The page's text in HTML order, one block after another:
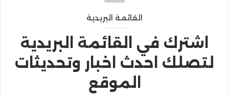
القائمة البريدية
اشترك في القائمة البريدية
لتصلك احدث اخبار وتحديثات
الموقع